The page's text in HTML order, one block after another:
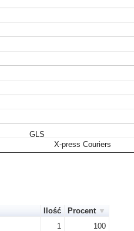
GLS
GLS
X-press Couriers
X-press Couriers
Ilość
Procent
1 100